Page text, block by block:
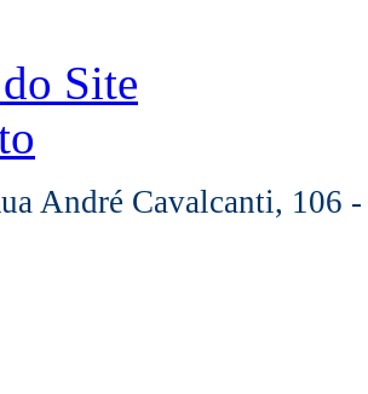
Site
André Cavalcanti, 106